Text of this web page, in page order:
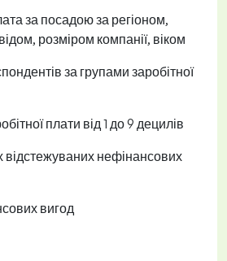
за посадою за регіоном,
розміром компанії, віком
за групами заробітної
плати від 1 до 9 децилів
відстежуваних нефінансових
вигод